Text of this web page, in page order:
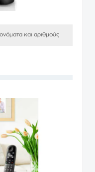
και αριθμούς